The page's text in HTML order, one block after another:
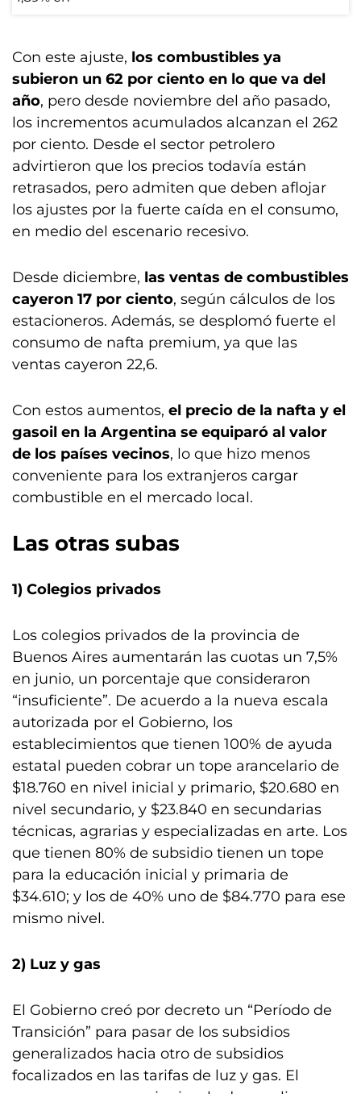
Con este ajuste, los combustibles ya
subieron un 62 por ciento en lo que va del
año, pero desde noviembre del año pasado,
los incrementos acumulados alcanzan el 262
por ciento. Desde el sector petrolero
advirtieron que los precios todavía están
retrasados, pero admiten que deben aflojar
los ajustes por la fuerte caída en el consumo,
en medio del escenario recesivo.
Desde diciembre, las ventas de combustibles
cayeron 17 por ciento, según cálculos de los
estacioneros. Además, se desplomó fuerte el
consumo de nafta premium, ya que las
ventas cayeron 22,6.
Con estos aumentos, el precio de la nafta y el
gasoil en la Argentina se equiparó al valor
de los países vecinos, lo que hizo menos
conveniente para los extranjeros cargar
combustible en el mercado local.
Las otras subas
1) Colegios privados
Los colegios privados de la provincia de
Buenos Aires aumentarán las cuotas un 7,5%
en junio, un porcentaje que consideraron
“insuficiente”. De acuerdo a la nueva escala
autorizada por el Gobierno, los
establecimientos que tienen 100% de ayuda
estatal pueden cobrar un tope arancelario de
$18.760 en nivel inicial y primario, $20.680 en
nivel secundario, y $23.840 en secundarias
técnicas, agrarias y especializadas en arte. Los
que tienen 80% de subsidio tienen un tope
para la educación inicial y primaria de
$34.610; y los de 40% uno de $84.770 para ese
mismo nivel.
2) Luz y gas
El Gobierno creó por decreto un “Período de
Transición” para pasar de los subsidios
generalizados hacia otro de subsidios
focalizados en las tarifas de luz y gas. El